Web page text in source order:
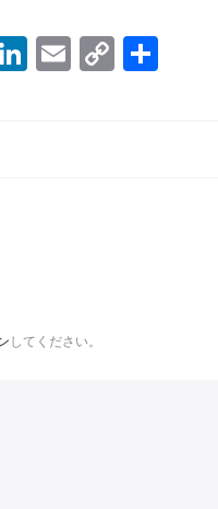
LinkedIn
Email
Copy
Link
してください。